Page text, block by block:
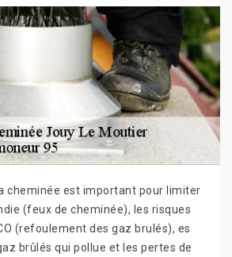
cheminée est important pour limiter
(feux de cheminée), les risques
(refoulement des gaz brulés), es
brûlés qui pollue et les pertes de